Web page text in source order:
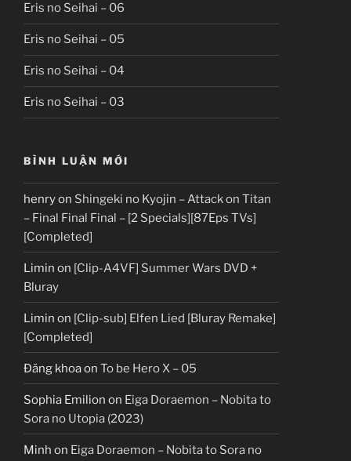
Eris no Seihai – 06
Eris no Seihai – 05
Eris no Seihai – 04
Eris no Seihai – 03
BÌNH LUẬN MỚI
henryon Shingeki no Kyojin – Attack on Titan
– Final Final Final – [2 Specials][87Eps TVs]
[Completed]
Limin on [Clip-A4VF] Summer Wars DVD +
Bluray
Limin on [Clip-sub] Elfen Lied [Bluray Remake]
[Completed]
Đăng khoaon To be Hero X – 05
Sophia Emilion on Eiga Doraemon – Nobita to
Sora no Utopia (2023)
Minh on Eiga Doraemon – Nobita to Sora no